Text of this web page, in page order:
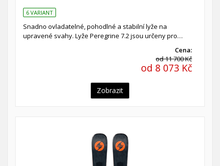
6 VARIANT
Snadno ovladatelné, pohodlné a stabilní lyže na
upravené svahy. Lyže Peregrine 7.2 jsou určeny pro…
Cena:
od 11 700 Kč
od 8 073 Kč
Zobrazit